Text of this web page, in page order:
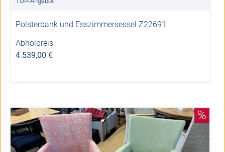
Polsterbank und Esszimmersessel Z22691
Abholpreis:
4.539,00 €
%